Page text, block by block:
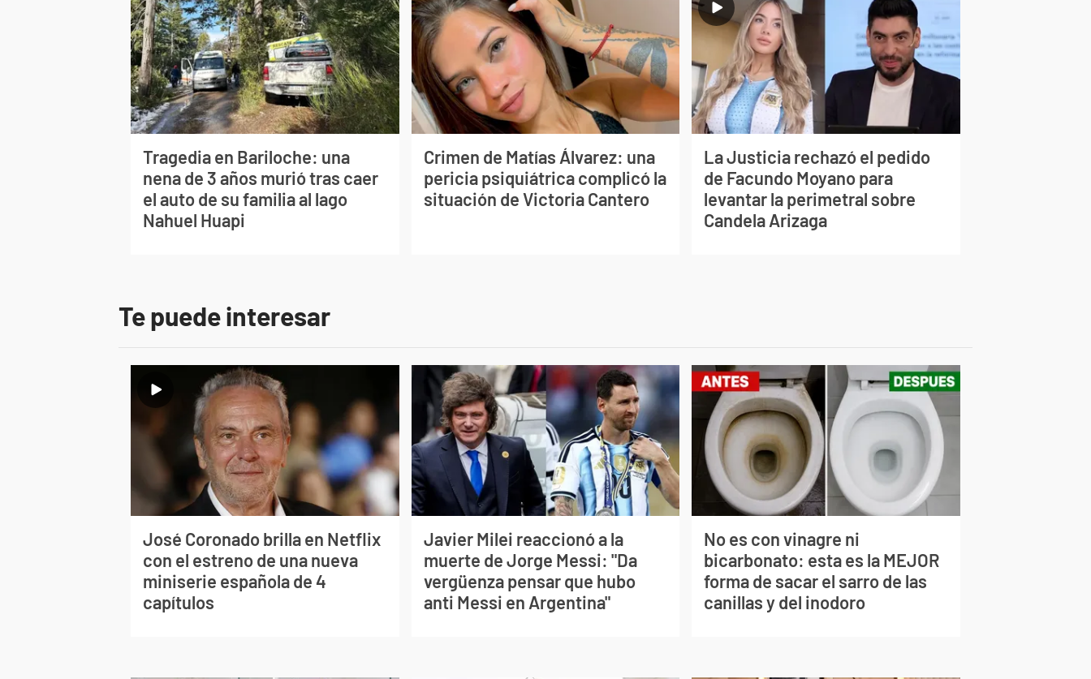
Tragedia en Bariloche: una
nena de 3 años murió tras caer
el auto de su familia al lago
Nahuel Huapi
Crimen de Matías Álvarez: una
pericia psiquiátrica complicó la
situación de Victoria Cantero
La Justicia rechazó el pedido
de Facundo Moyano para
levantar la perimetral sobre
Candela Arizaga
Te puede interesar
José Coronado brilla en Netflix
con el estreno de una nueva
miniserie española de 4
capítulos
Javier Milei reaccionó a la
muerte de Jorge Messi: "Da
vergüenza pensar que hubo
anti Messi en Argentina"
No es con vinagre ni
bicarbonato: esta es la MEJOR
forma de sacar el sarro de las
canillas y del inodoro